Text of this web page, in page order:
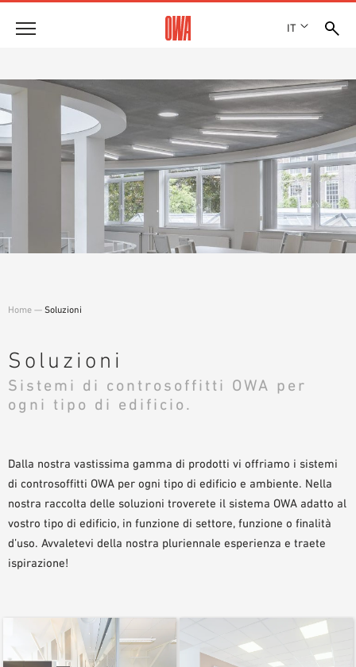
IT
STORIA
SHOWROOM 7TH FLOOR
PANORAMICA PRODOTTI
RICERCA GUIDATA
Soluzioni
CAMPI D’APPLICAZIONE
Consulenza tecnica
AUSILII PER LA PROGETTAZIONE
Home — Soluzioni
Soluzioni
Sistemi di controsoffitti OWA per
ogni tipo di edificio.
Dalla nostra vastissima gamma di prodotti vi offriamo i sistemi
di controsoffitti OWA per ogni tipo di edificio e ambiente. Nella
nostra raccolta delle soluzioni troverete il sistema OWA adatto al
vostro tipo di edificio, in funzione di settore, funzione o finalità
d’uso. Avvaletevi della nostra pluriennale esperienza e traete
ispirazione!